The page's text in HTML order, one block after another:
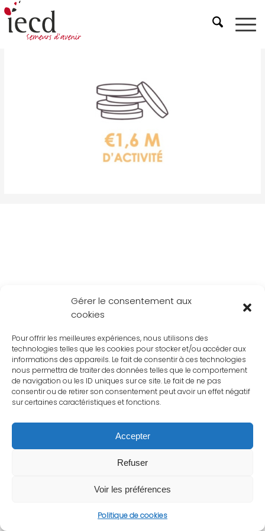
Gérer le consentement aux
cookies
Pour offrir les meilleures expériences, nous utilisons des
technologies telles que les cookies pour stocker et/ou accéder aux
informations des appareils. Le fait de consentir à ces technologies
nous permettra de traiter des données telles que le comportement
de navigation ou les ID uniques sur ce site. Le fait de ne pas
consentir ou de retirer son consentement peut avoir un effet négatif
sur certaines caractéristiques et fonctions.
Accepter
Refuser
Voir les préférences
Politique de cookies